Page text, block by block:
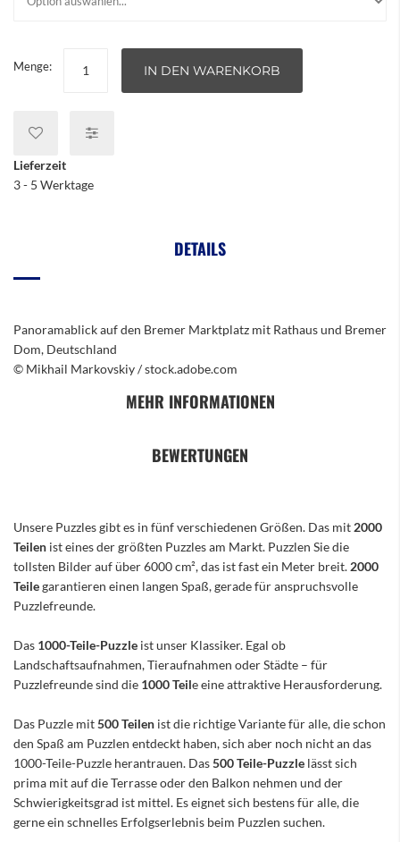
Menge: IN DEN WARENKORB
Lieferzeit
3 - 5 Werktage
DETAILS
Panoramablick auf den Bremer Marktplatz mit Rathaus und Bremer
Dom, Deutschland
© Mikhail Markovskiy / stock.adobe.com
MEHR INFORMATIONEN
BEWERTUNGEN
Unsere Puzzles gibt es in fünf verschiedenen Größen. Das mit 2000
Teilen ist eines der größten Puzzles am Markt. Puzzlen Sie die
tollsten Bilder auf über 6000 cm², das ist fast ein Meter breit. 2000
Teilegarantieren einen langen Spaß, gerade für anspruchsvolle
Puzzlefreunde.
Das 1000-Teile-Puzzle ist unser Klassiker. Egal ob
Landschaftsaufnahmen, Tieraufnahmen oder Städte – für
Puzzlefreunde sind die 1000 Teile eine attraktive Herausforderung.
Das Puzzle mit500 Teilen ist die richtige Variante für alle, die schon
den Spaß am Puzzlen entdeckt haben, sich aber noch nicht an das
1000-Teile-Puzzle herantrauen. Das500 Teile-Puzzle lässt sich
prima mit auf die Terrasse oder den Balkon nehmen und der
Schwierigkeitsgrad ist mittel. Es eignet sich bestens für alle, die
gerne ein schnelles Erfolgserlebnis beim Puzzlen suchen.